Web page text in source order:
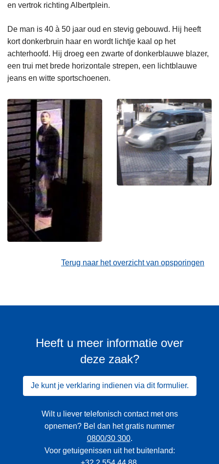
en vertrok richting Albertplein.
De man is 40 à 50 jaar oud en stevig gebouwd. Hij heeft
kort donkerbruin haar en wordt lichtje kaal op het
achterhoofd. Hij droeg een zwarte of donkerblauwe blazer,
een trui met brede horizontale strepen, een lichtblauwe
jeans en witte sportschoenen.
Terug naar het overzicht van opsporingen
Heeft u meer informatie over
deze zaak?
Je kunt je verklaring indienen via dit formulier.
Wilt u liever telefonisch contact met ons
opnemen? Bel dan het gratis nummer
0800/30 300.
Voor getuigenissen uit het buitenland: